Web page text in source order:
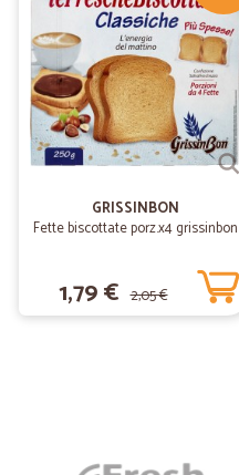
GRISSINBON
Fette biscottate porz.x4 grissinbon
1,79 € 2,05 €